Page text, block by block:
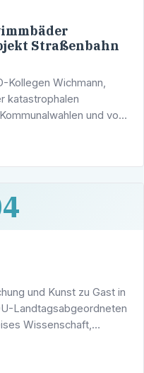
Straßenbahn
Kollegen Wichmann,
katastrophalen
und vor
und Kunst zu Gast in
Landtagsabgeordneten
Wissenschaft,